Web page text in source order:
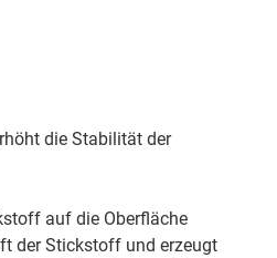
die Stabilität der
auf die Oberfläche
der Stickstoff und erzeugt